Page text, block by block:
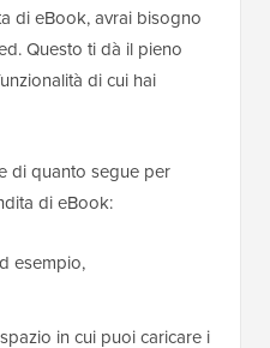
di eBook, avrai bisogno
Questo ti dà il pieno
di cui hai
di quanto segue per
di eBook:
esempio,
in cui puoi caricare i